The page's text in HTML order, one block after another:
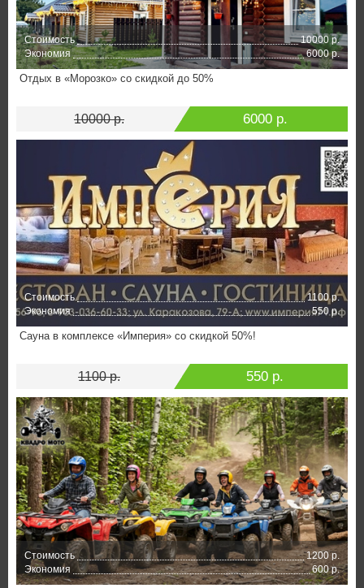
Стоимость
10000 р.
Экономия
6000 р.
Отдых в «Морозко» со скидкой до 50%
10000 р. 6000 р.
Стоимость
1100 р.
Экономия
550 р.
Сауна в комплексе «Империя» со скидкой 50%!
1100 р. 550 р.
Стоимость
1200 р.
Экономия
600 р.